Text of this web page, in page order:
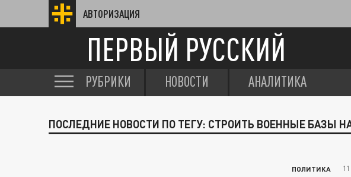
АВТОРИЗАЦИЯ
ПЕРВЫЙ РУССКИЙ
РУБРИКИ НОВОСТИ АНАЛИТИКА
ПОСЛЕДНИЕ НОВОСТИ ПО ТЕГУ: СТРОИТЬ ВОЕННЫЕ БАЗЫ
ПОЛИТИКА